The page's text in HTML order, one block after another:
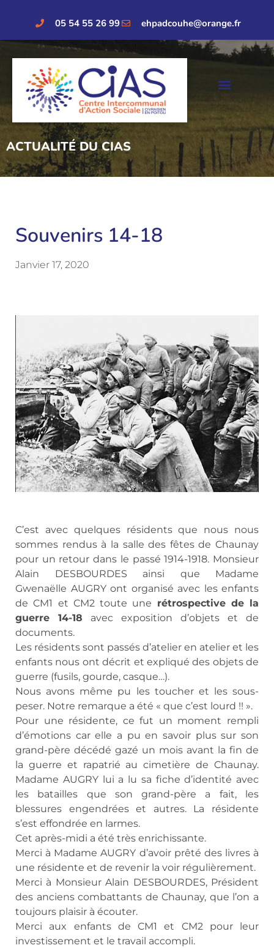
05 54 55 26 99 ehpadcouhe@orange.fr
ACTUALITÉ DU CIAS
Souvenirs 14-18
Janvier 17, 2020
C’est avec quelques résidents que nous nous
sommes rendus à la salle des fêtes de Chaunay
pour un retour dans le passé 1914-1918. Monsieur
Alain DESBOURDES ainsi que Madame
Gwenaëlle AUGRY ont organisé avec les enfants
de CM1 et CM2 toute une rétrospective de la
guerre 14-18 avec exposition d’objets et de
documents.
Les résidents sont passés d’atelier en atelier et les
enfants nous ont décrit et expliqué des objets de
guerre (fusils, gourde, casque…).
Nous avons même pu les toucher et les sous-
peser. Notre remarque a été « que c’est lourd !! ».
Pour une résidente, ce fut un moment rempli
d’émotions car elle a pu en savoir plus sur son
grand-père décédé gazé un mois avant la fin de
la guerre et rapatrié au cimetière de Chaunay.
Madame AUGRY lui a lu sa fiche d’identité avec
les batailles que son grand-père a fait, les
blessures engendrées et autres. La résidente
s’est effondrée en larmes.
Cet après-midi a été très enrichissante.
Merci à Madame AUGRY d’avoir prêté des livres à
une résidente et de revenir la voir régulièrement.
Merci à Monsieur Alain DESBOURDES, Président
des anciens combattants de Chaunay, que l’on a
toujours plaisir à écouter.
Merci aux enfants de CM1 et CM2 pour leur
investissement et le travail accompli.